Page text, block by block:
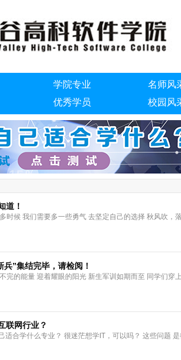
学院专业
名师风
优秀学员
校园风
道！
时候 我们需要多一些勇气 去坚定自己的选择 秋风吹，
”集结完毕，请检阅！
完的能量 迎着耀眼的阳光 新生军训如期而至 同学们穿
联网行业？
适合学什么专业？ 很迷茫想学IT，可以吗？ 这些问题